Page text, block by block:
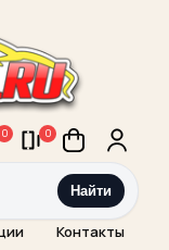
0 0
Найти
Контакты